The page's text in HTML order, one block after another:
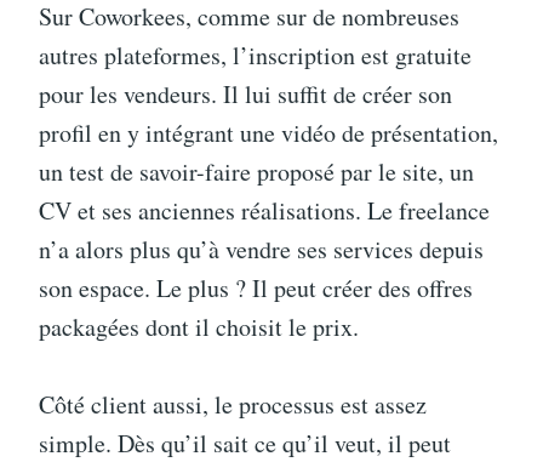
Sur Coworkees, comme sur de nombreuses
autres plateformes, l’inscription est gratuite
pour les vendeurs. Il lui suffit de créer son
profil en y intégrant une vidéo de présentation,
un test de savoir-faire proposé par le site, un
CV et ses anciennes réalisations. Le freelance
n’a alors plus qu’à vendre ses services depuis
son espace. Le plus ? Il peut créer des offres
packagées dont il choisit le prix.
Côté client aussi, le processus est assez
simple. Dès qu’il sait ce qu’il veut, il peut